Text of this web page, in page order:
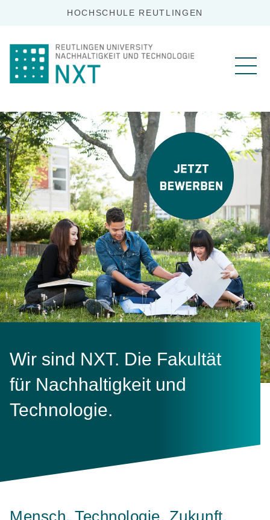
HOCHSCHULE REUTLINGEN
Wir sind NXT. Die Fakultät
für Nachhaltigkeit und
Technologie.
Mensch. Technologie. Zukunft.